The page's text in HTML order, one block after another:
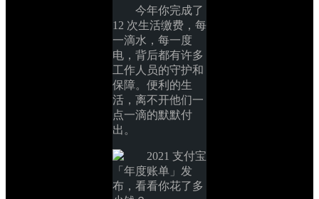
今年你完成了
12 次生活缴费，每
一滴水，每一度
电，背后都有许多
工作人员的守护和
保障。便利的生
活，离不开他们一
点一滴的默默付
出。